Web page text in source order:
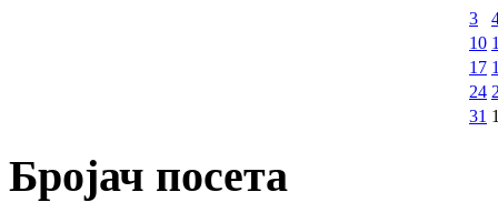
3
10
17
24
31
Бројач посета